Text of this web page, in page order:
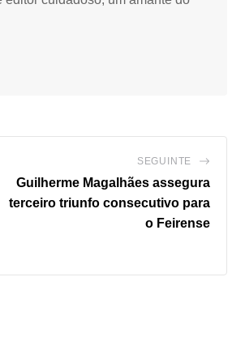
SEGUINTE
Guilherme Magalhães assegura
terceiro triunfo consecutivo para
o Feirense